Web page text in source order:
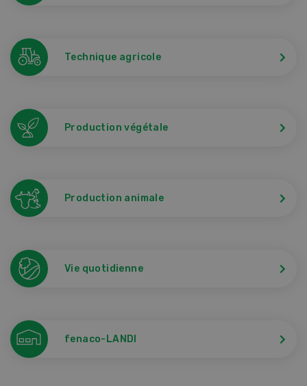
Technique agricole
Production végétale
Production animale
Vie quotidienne
fenaco-LANDI